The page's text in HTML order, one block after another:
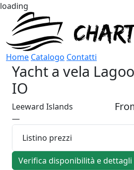
loading
Home Catalogo Contatti
Yacht a vela
IO
Leeward Islands
—
Listino prezzi
Verifica disponibilità e dettagli